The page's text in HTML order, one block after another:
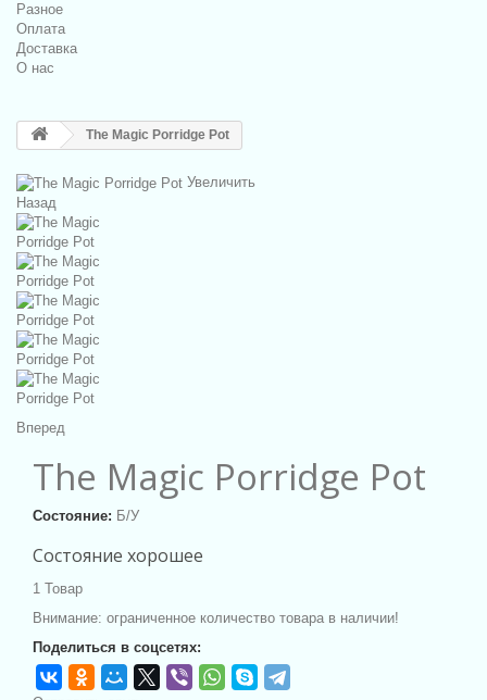
Разное
Оплата
Доставка
О нас
The Magic Porridge Pot
Увеличить
Назад
Вперед
The Magic Porridge Pot
Состояние: Б/У
Состояние хорошее
1 Товар
Внимание: ограниченное количество товара в наличии!
Поделиться в соцсетях: